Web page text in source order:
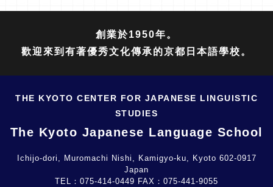
創業於1950年。
歡迎來到有著優秀文化傳承的京都日本語學校。
THE KYOTO CENTER FOR JAPANESE LINGUISTIC
STUDIES
The Kyoto Japanese Language School
Ichijo-dori, Muromachi Nishi, Kamigyo-ku, Kyoto 602-0917
Japan
TEL： 075-414-0449 FAX： 075-441-9055